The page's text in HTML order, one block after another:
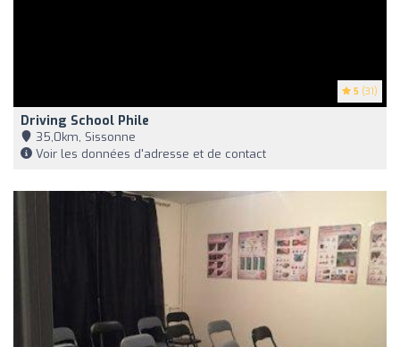
5 (31)
Driving School Phile
35,0km, Sissonne
Voir les données d'adresse et de contact